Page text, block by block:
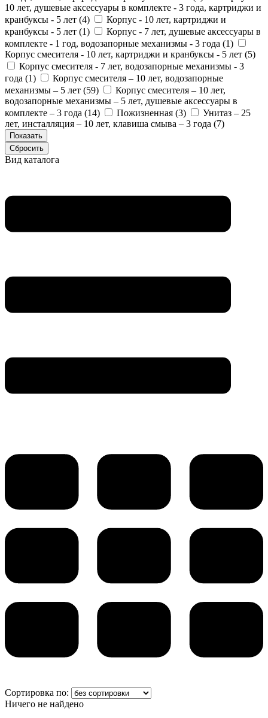
10 лет, душевые аксессуары в комплекте - 3 года, картриджи и
кранбуксы - 5 лет (4)
Корпус - 10 лет, картриджи и
кранбуксы - 5 лет (1)
Корпус - 7 лет, душевые аксессуары в
комплекте - 1 год, водозапорные механизмы - 3 года (1)
Корпус смесителя - 10 лет, картриджи и кранбуксы - 5 лет (5)
Корпус смесителя - 7 лет, водозапорные механизмы - 3
года (1)
Корпус смесителя – 10 лет, водозапорные
механизмы – 5 лет (59)
Корпус смесителя – 10 лет,
водозапорные механизмы – 5 лет, душевые аксессуары в
комплекте – 3 года (14) Пожизненная (3)
Унитаз – 25
лет, инсталляция – 10 лет, клавиша смыва – 3 года (7)
Вид каталога
Сортировка по:
Ничего не найдено